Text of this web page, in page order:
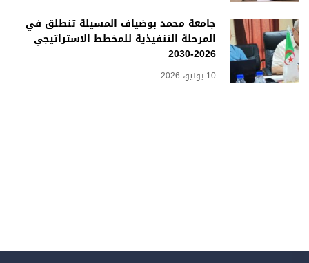
جامعة محمد بوضياف المسيلة تنطلق في
المرحلة التنفيذية للمخطط الاستراتيجي
2026-2030
10 يونيو، 2026